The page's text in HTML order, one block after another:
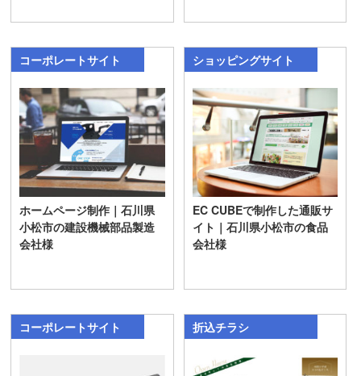
コーポレートサイト
ホームページ制作｜石川県
小松市の建設機械部品製造
会社様
ショッピングサイト
EC CUBEで制作した通販サ
イト｜石川県小松市の食品
会社様
コーポレートサイト 折込チラシ